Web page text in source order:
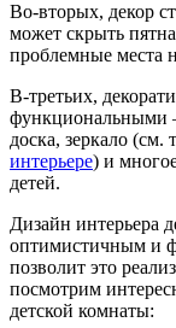
Во-вторых, декор
может скрыть
проблемные места
В-третьих,
функциональными
доска, зеркало (см.
интерьере) и
детей.
Дизайн интерьера
оптимистичным и
позволит это
посмотрим
детской комнаты: